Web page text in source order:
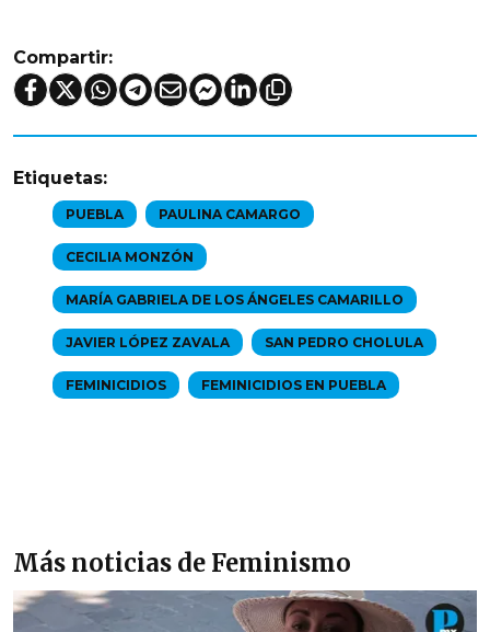
Compartir:
Etiquetas:
PUEBLA PAULINA CAMARGO
CECILIA MONZÓN
MARÍA GABRIELA DE LOS ÁNGELES CAMARILLO
JAVIER LÓPEZ ZAVALA SAN PEDRO CHOLULA
FEMINICIDIOS FEMINICIDIOS EN PUEBLA
Más noticias de Feminismo